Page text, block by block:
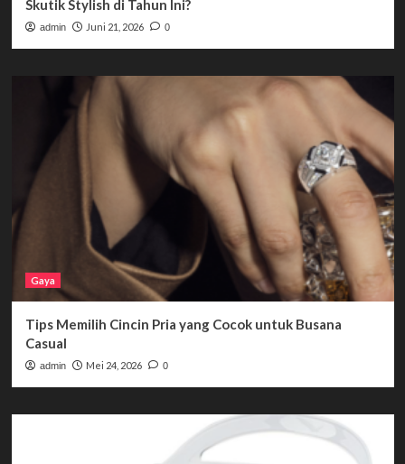
Skutik Stylish di Tahun Ini?
admin Juni 21, 2026 0
Gaya
Tips Memilih Cincin Pria yang Cocok untuk Busana
Casual
admin Mei 24, 2026 0